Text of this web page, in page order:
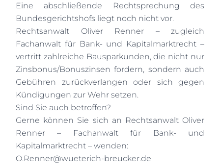
Eine abschließende Rechtsprechung des
Bundesgerichtshofs liegt noch nicht vor.
Rechtsanwalt Oliver Renner – zugleich
Fachanwalt für Bank- und Kapitalmarktrecht –
vertritt zahlreiche Bausparkunden, die nicht nur
Zinsbonus/Bonuszinsen fordern, sondern auch
Gebühren zurückverlangen oder sich gegen
Kündigungen zur Wehr setzen.
Sind Sie auch betroffen?
Gerne können Sie sich an Rechtsanwalt Oliver
Renner – Fachanwalt für Bank- und
Kapitalmarktrecht – wenden:
O.Renner@wueterich-breucker.de